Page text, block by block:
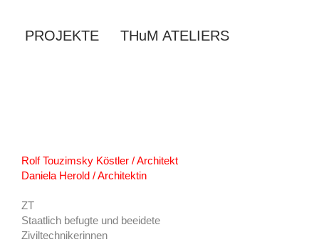
PROJEKTE THuM ATELIERS
Rolf Touzimsky Köstler / Architekt​
Daniela Herold / Architektin
ZT
Staatlich befugte und beeidete
Ziviltechnikerinnen